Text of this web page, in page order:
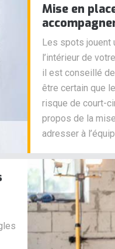
Mise en
Les spots jouent
l’intérieur de
il est conseillé
être certain que
risque de court-
propos de la
adresser à